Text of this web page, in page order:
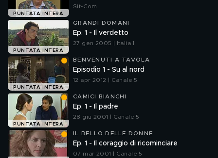
PUNTATA INTERA
Sit-Com
PUNTATA INTERA
GRANDI DOMANI
Ep. 1 - Il verdetto
27 gen 2005 | Italia 1
PUNTATA INTERA
BENVENUTI A TAVOLA
Episodio 1 - Su al nord
12 apr 2012 | Canale 5
PUNTATA INTERA
CAMICI BIANCHI
Ep. 1 - Il padre
28 giu 2001 | Canale 5
IL BELLO DELLE DONNE
Ep. 1 - Il coraggio di ricominciare
07 mar 2001 | Canale 5